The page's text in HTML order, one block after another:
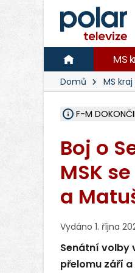
MS
Domů MS kraj
F-M
Boj o
MSK
a
Vydáno 1. října
Senátní volby
přelomu září